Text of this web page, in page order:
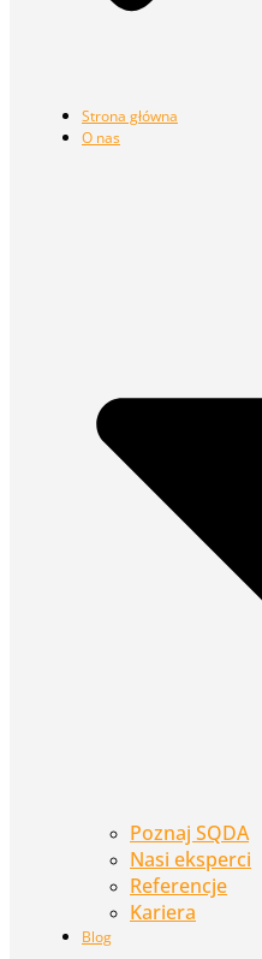
Strona główna
O nas
Poznaj SQDA
Nasi eksperci
Referencje
Kariera
Blog